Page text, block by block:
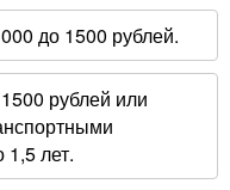
до 1500 рублей.
рублей или
1,5 лет.